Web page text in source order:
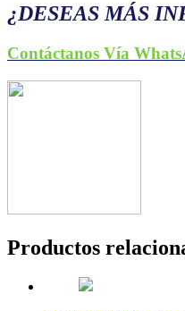
¿DESEAS MÁS
Contáctanos Vía
Productos